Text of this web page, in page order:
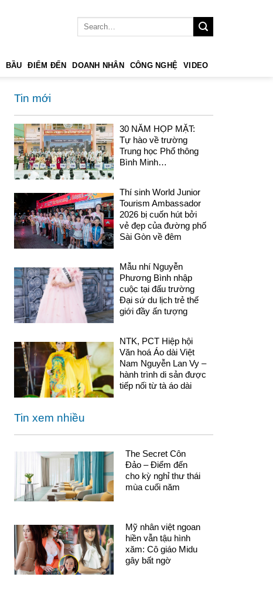
BẦU ĐIỂM ĐẾN DOANH NHÂN CÔNG NGHỆ VIDEO
Tin mới
30 NĂM HỌP MẶT:
Tự hào về trường
Trung học Phổ thông
Bình Minh…
Thí sinh World Junior
Tourism Ambassador
2026 bị cuốn hút bởi
vẻ đẹp của đường phố
Sài Gòn về đêm
Mẫu nhí Nguyễn
Phương Bình nhập
cuộc tại đấu trường
Đại sứ du lịch trẻ thế
giới đầy ấn tượng
NTK, PCT Hiệp hội
Văn hoá Áo dài Việt
Nam Nguyễn Lan Vy –
hành trình di sản được
tiếp nối từ tà áo dài
Tin xem nhiều
The Secret Côn
Đảo – Điểm đến
cho kỳ nghỉ thư thái
mùa cuối năm
Mỹ nhân việt ngoan
hiền vẫn tậu hình
xăm: Cô giáo Midu
gây bất ngờ